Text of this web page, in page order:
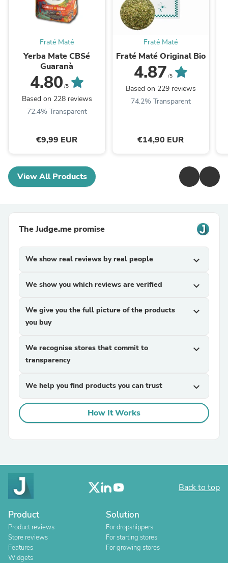
Fraté Maté
Yerba Mate CBSé
Guaranà
4.80 /5
Based on 228 reviews
72.4% Transparent
€9,99 EUR
Fraté Maté
Fraté Maté Original Bio
4.87 /5
Based on 229 reviews
74.2% Transparent
€14,90 EUR
View All Products
The Judge.me promise
We show real reviews by real people expand_more
We show you which reviews are verified expand_more
We give you the full picture of the products
you buy
expand_more
We recognise stores that commit to
transparency
expand_more
We help you find products you can trust expand_more
How It Works
Back to top
Product
Product reviews
Store reviews
Features
Widgets
Solution
For dropshippers
For starting stores
For growing stores